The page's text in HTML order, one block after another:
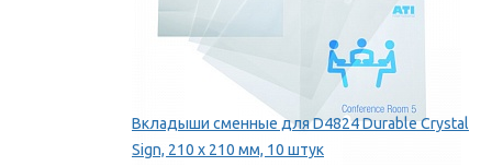
Вкладыши сменные для D4824 Durable Crystal
Sign, 210 x 210 мм, 10 штук